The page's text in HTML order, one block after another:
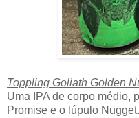
Toppling Goliath Golden
Uma IPA de corpo médio,
Promise e o lúpulo